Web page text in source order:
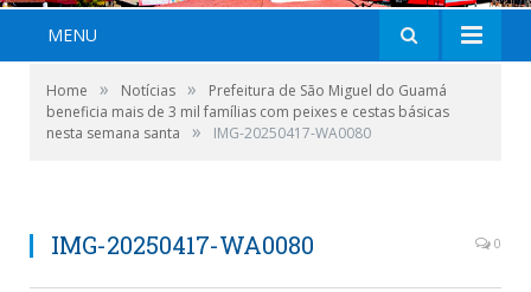
MENU
Home » Notícias »
Prefeitura de São Miguel do Guamá
beneficia mais de 3 mil famílias com peixes e cestas básicas
nesta semana santa
» IMG-20250417-WA0080
IMG-20250417-WA0080 0